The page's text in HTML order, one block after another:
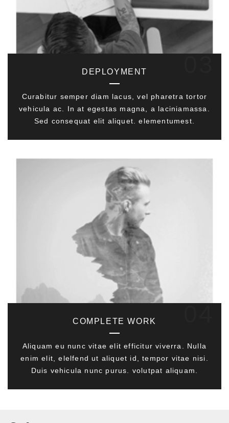
DEPLOYMENT
Curabitur semper diam lacus, vel pharetra tortor
vehicula ac. In at egestas magna, a laciniamassa.
Sed consequat elit aliquet. elementumest.
COMPLETE WORK
Aliquam eu nunc vitae elit efficitur viverra. Nulla
enim elit, elelfend ut aliquet id, tempor vitae nisi.
Duis vehicula nunc purus. volutpat aliquam.